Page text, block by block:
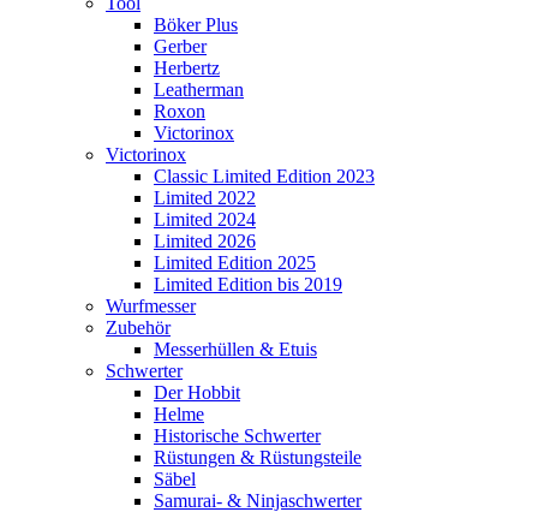
Böker Plus
Gerber
Herbertz
Leatherman
Roxon
Victorinox
Victorinox
Classic Limited Edition 2023
Limited 2022
Limited 2024
Limited 2026
Limited Edition 2025
Limited Edition bis 2019
Wurfmesser
Zubehör
Messerhüllen & Etuis
Schwerter
Der Hobbit
Helme
Historische Schwerter
Rüstungen & Rüstungsteile
Säbel
Samurai- & Ninjaschwerter